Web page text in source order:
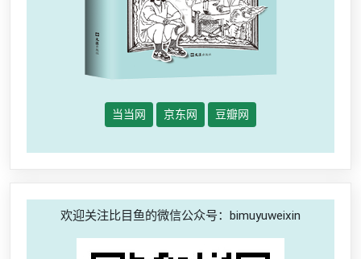
当当网 京东网 豆瓣网
欢迎关注比目鱼的微信公众号：bimuyuweixin